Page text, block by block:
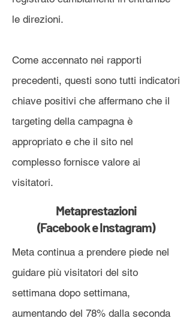
le direzioni.
Come accennato nei rapporti
precedenti, questi sono tutti indicatori
chiave positivi che affermano che il
targeting della campagna è
appropriato e che il sito nel
complesso fornisce valore ai
visitatori.
Metaprestazioni
(Facebook e Instagram)
Meta continua a prendere piede nel
guidare più visitatori del sito
settimana dopo settimana,
aumentando del 78% dalla seconda